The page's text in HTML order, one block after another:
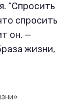
“Спросить
спросить
он. —
жизни,